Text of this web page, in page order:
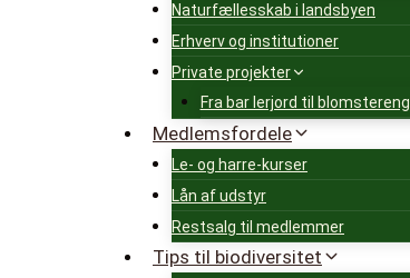
Naturfællesskab i landsbyen
Erhverv og institutioner
Private projekter
Fra bar lerjord til blomstereng
Medlemsfordele
Le- og harre-kurser
Lån af udstyr
Restsalg til medlemmer
Tips til biodiversitet